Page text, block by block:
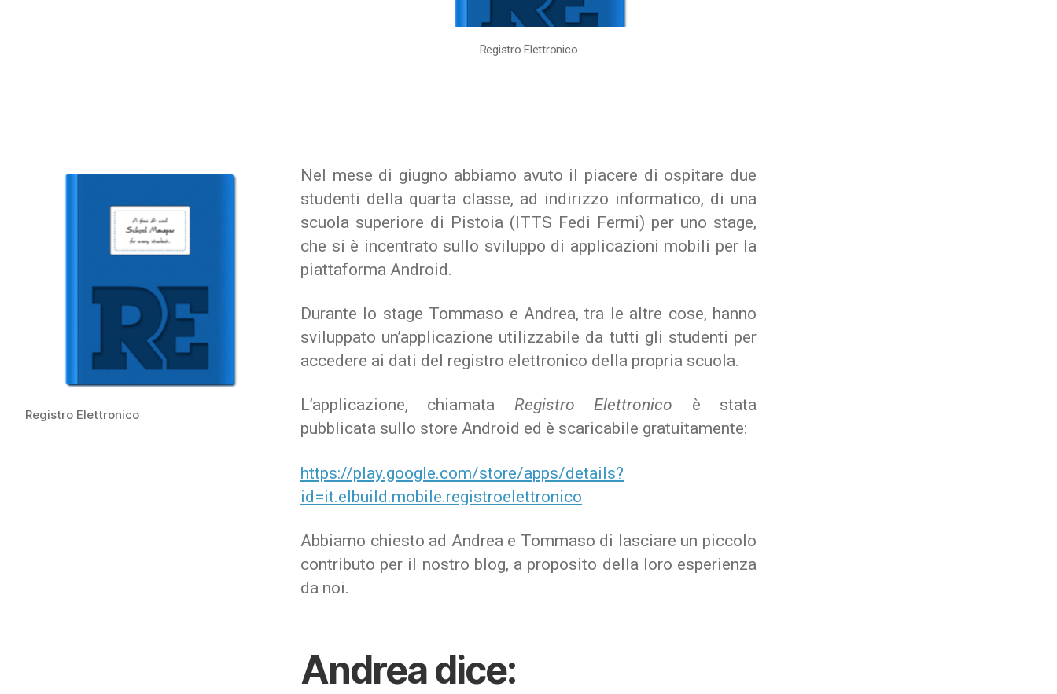
Registro Elettronico
Registro Elettronico
Nel mese di giugno abbiamo avuto il piacere di ospitare due
studenti della quarta classe, ad indirizzo informatico, di una
scuola superiore di Pistoia (ITTS Fedi Fermi) per uno stage,
che si è incentrato sullo sviluppo di applicazioni mobili per la
piattaforma Android.
Durante lo stage Tommaso e Andrea, tra le altre cose, hanno
sviluppato un’applicazione utilizzabile da tutti gli studenti per
accedere ai dati del registro elettronico della propria scuola.
L’applicazione, chiamata Registro Elettronico è stata
pubblicata sullo store Android ed è scaricabile gratuitamente:
https://play.google.com/store/apps/details?
id=it.elbuild.mobile.registroelettronico
Abbiamo chiesto ad Andrea e Tommaso di lasciare un piccolo
contributo per il nostro blog, a proposito della loro esperienza
da noi.
Andrea dice: